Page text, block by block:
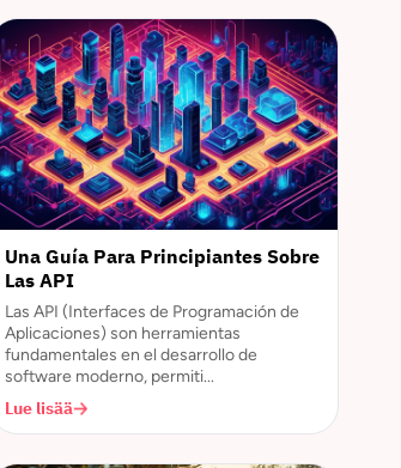
Una Guía Para Principiantes Sobre
Las API
Las API (Interfaces de Programación de
Aplicaciones) son herramientas
fundamentales en el desarrollo de
software moderno, permiti...
Lue lisää